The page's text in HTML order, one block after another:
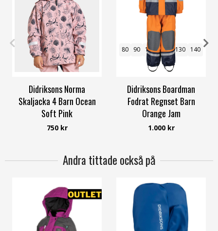
110 120 130 140
Didriksons Norma
Skaljacka 4 Barn Ocean
Soft Pink
Didriksons
750 kr
80 90 100 110 130 140
Didriksons Boardman
Fodrat Regnset Barn
Orange Jam
Didriksons
1.000 kr
Andra tittade också på